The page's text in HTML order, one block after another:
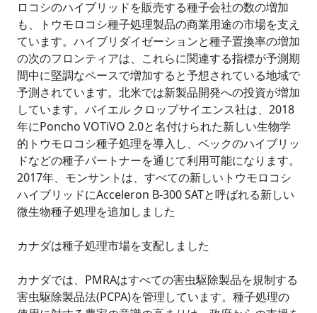
ロコシのハイブリッドを販売する種子会社の数の増加
も、トウモロコシ種子処理製品の商業用途の市場を支え
ています。ハイブリダイゼーションと種子置換率の増加
の次のフロンティアは、これらに関連する指標が予測期
間中に堅調なペースで増加すると予想されている地域で
予測されています。北米では新製品開発への投資が増加
しています。バイエル クロップサイエンス社は、2018
年にPoncho VOTiVO 2.0と名付けられた新しい生物学
的トウモロコシ種子処理を導入し、ベックのハイブリッ
ドなどの種子パートナーを通じて利用可能になります。
2017年、モンサントは、すべての新しいトウモロコシ
ハイブリッドにAcceleron B-300 SATと呼ばれる新しい
微生物種子処理を追加しました
カナダは種子処理市場を支配しました
カナダでは、PMRAはすべての害虫駆除製品を規制する
害虫駆除製品法(PCPA)を管理しています。種子処理の